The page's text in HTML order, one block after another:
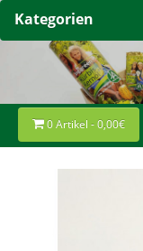
Kategorien
0 Artikel - 0,00€